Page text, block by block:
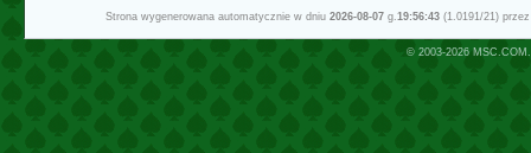
Strona wygenerowana automatycznie w dniu 2026-08-07g.19:56:43(1.0191/21)
© 2003-2026